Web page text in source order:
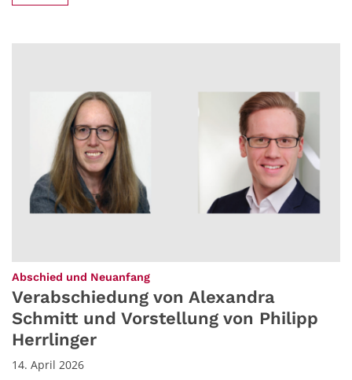
Abschied und Neuanfang:
Verabschiedung von Alexandra
Schmitt und Vorstellung von Philipp
Herrlinger
14. April 2026